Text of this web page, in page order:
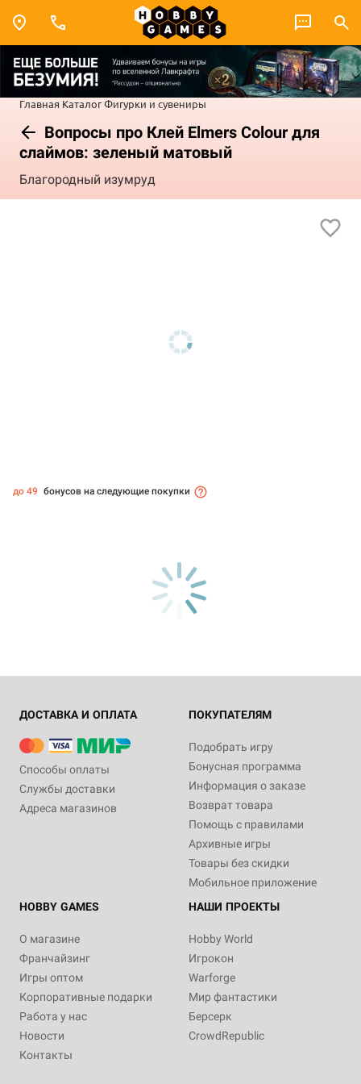
Главная КаталогФигурки и сувениры
Вопросы про Клей Elmers Colour для
слаймов: зеленый матовый
Благородный изумруд
до 49 бонусов на следующие покупки
ДОСТАВКА И ОПЛАТА
Способы оплаты
Службы доставки
Адреса магазинов
ПОКУПАТЕЛЯМ
Подобрать игру
Бонусная программа
Информация о заказе
Возврат товара
Помощь с правилами
Архивные игры
Товары без скидки
Мобильное приложение
HOBBY GAMES
О магазине
Франчайзинг
Игры оптом
Корпоративные подарки
Работа у нас
Новости
Контакты
НАШИ ПРОЕКТЫ
Hobby World
Игрокон
Warforge
Мир фантастики
Берсерк
CrowdRepublic